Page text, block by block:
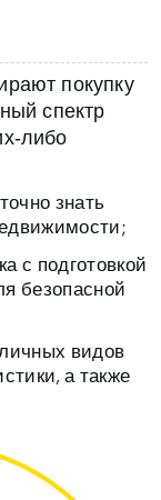
покупку
спектр
знать
с подготовкой
безопасной
видов
а также